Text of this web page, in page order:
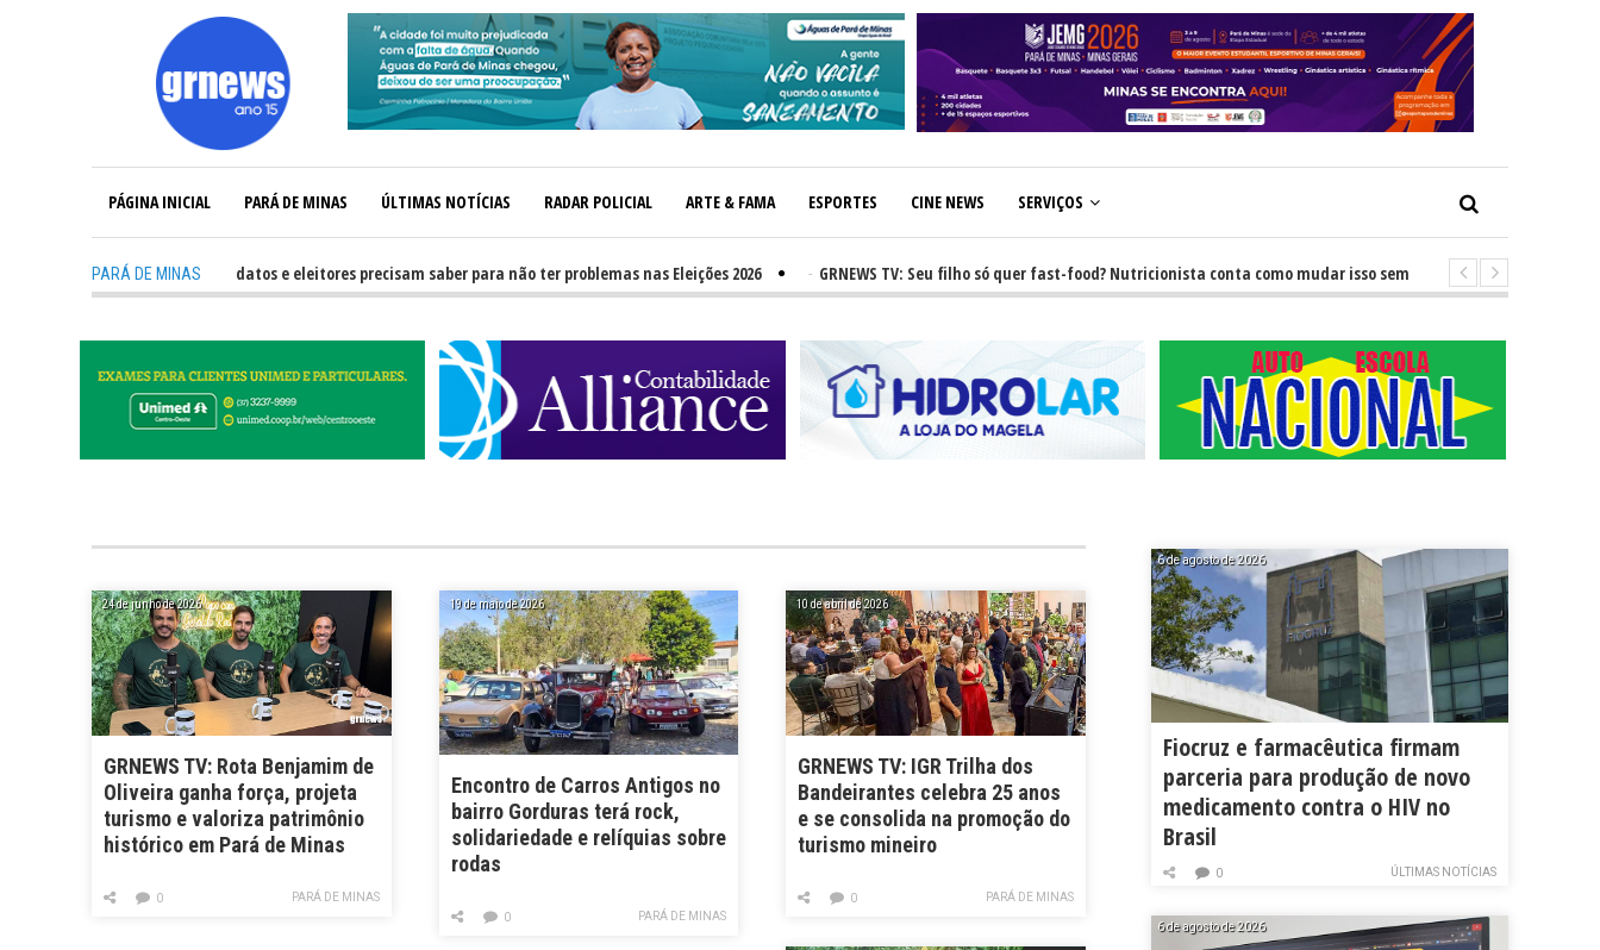
PÁGINA INICIAL PARÁ DE MINAS ÚLTIMAS NOTÍCIAS RADAR POLICIAL ARTE & FAMA ESPORTES CINE NEWS SERVIÇOS
PARÁ DE MINAS
GRNEWS TV: O que candidatos e eleitores precisam saber para não ter problemas nas Eleições 2026 GRNEWS TV: Seu filho só quer fast-food? Nutricionista conta como mudar isso sem brigas - GRNEWS TV:
24 de junho de 2026
GRNEWS TV: Rota Benjamim de
Oliveira ganha força, projeta
turismo e valoriza patrimônio
histórico em Pará de Minas
PARÁ DE MINAS
0
19 de maio de 2026
Encontro de Carros Antigos no
bairro Gorduras terá rock,
solidariedade e relíquias sobre
rodas
PARÁ DE MINAS
0
10 de abril de 2026
GRNEWS TV: IGR Trilha dos
Bandeirantes celebra 25 anos
e se consolida na promoção do
turismo mineiro
PARÁ DE MINAS
0
6 de agosto de 2026
Fiocruz e farmacêutica firmam
parceria para produção de novo
medicamento contra o HIV no
Brasil
ÚLTIMAS NOTÍCIAS
0
6 de agosto de 2026